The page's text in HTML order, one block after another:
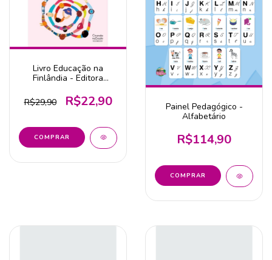
Livro Educação na
Finlândia - Editora
R$29,90
R$22,90
Painel Pedagógico -
Alfabetário
R$114,90